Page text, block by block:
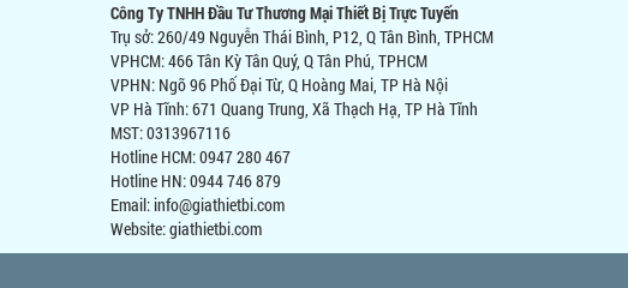
Công Ty TNHH Đầu Tư Thương Mại Thiết Bị Trực Tuyến
Trụ sở: 260/49 Nguyễn Thái Bình, P12, Q Tân Bình, TPHCM
VPHCM: 466 Tân Kỳ Tân Quý, Q Tân Phú, TPHCM
VPHN: Ngõ 96 Phố Đại Từ, Q Hoàng Mai, TP Hà Nội
VP Hà Tĩnh: 671 Quang Trung, Xã Thạch Hạ, TP Hà Tĩnh
MST: 0313967116
Hotline HCM: 0947 280 467
Hotline HN: 0944 746 879
Email: info@giathietbi.com
Website:giathietbi.com